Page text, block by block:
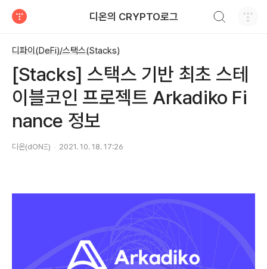
디온의 CRYPTO로그
디파이(DeFi)/스택스(Stacks)
[Stacks] 스택스 기반 최초 스테
이블코인 프로젝트 Arkadiko Fi
nance 정보
디온(dONΞ) 2021. 10. 18. 17:26